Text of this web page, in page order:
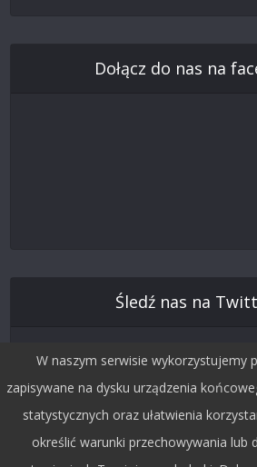
Dołącz do nas na
Śledź nas na
W naszym serwisie wykorzystujemy
zapisywane na dysku urządzenia
statystycznych oraz ułatwienia
określić warunki przechowywania lub